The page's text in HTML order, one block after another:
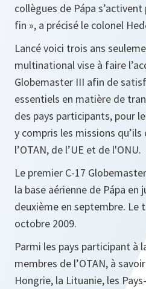
collègues de Pápa
fin », a précisé le colonel
Lancé voici trois ans
multinational vise à faire
Globemaster III afin de
essentiels en matière de
des pays participants, pour
y compris les missions qu’ils
l’OTAN, de l’UE et de l'ONU.
Le premier C-17
la base aérienne de Pápa en
deuxième en septembre. Le
octobre 2009.
Parmi les pays participant à
membres de l’OTAN, à
Hongrie, la Lituanie, les